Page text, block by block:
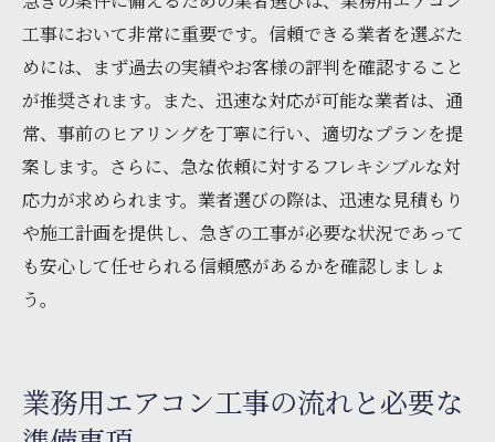
工事において非常に重要です。信頼できる業者を選ぶた
めには、まず過去の実績やお客様の評判を確認すること
が推奨されます。また、迅速な対応が可能な業者は、通
常、事前のヒアリングを丁寧に行い、適切なプランを提
案します。さらに、急な依頼に対するフレキシブルな対
応力が求められます。業者選びの際は、迅速な見積もり
や施工計画を提供し、急ぎの工事が必要な状況であって
も安心して任せられる信頼感があるかを確認しましょ
う。
業務用エアコン工事の流れと必要な